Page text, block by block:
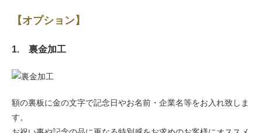
【オプション】
1. 裏金加工
額の裏板に金の文字で記念日やお名前・企業名等をお入れ致しま
す。